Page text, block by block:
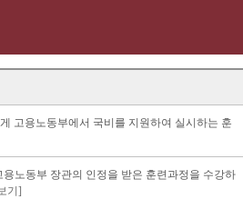
고용노동부에서 국비를 지원하여 실시하는 훈
노동부 장관의 인정을 받은 훈련과정을 수강하
기]